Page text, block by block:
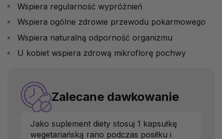
Wspiera regularność wypróżnień
Wspiera ogólne zdrowie przewodu pokarmowego
Wspiera naturalną odporność organizmu
U kobiet wspiera zdrową mikroflorę pochwy
Zalecane dawkowanie
Jako suplement diety stosuj 1 kapsułkę
wegetariańską rano podczas posiłku i